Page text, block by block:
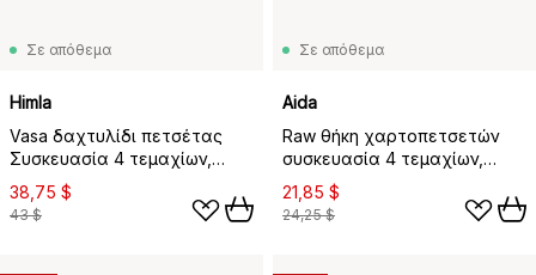
Σε απόθεμα
Himla
Vasa δαχτυλίδι πετσέτας
Συσκευασία 4 τεμαχίων,
ασημί
38,75 $
43 $
Σε απόθεμα
Aida
Raw θήκη χαρτοπετσετών
συσκευασία 4 τεμαχίων,
Χρυσαφί
21,85 $
24,25 $